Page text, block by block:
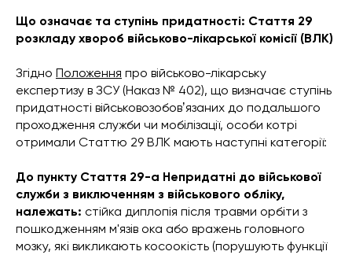
Що означає та ступінь придатності: Стаття 29
розкладу хвороб військово-лікарської комісії (ВЛК)
Згідно Положення про військово-лікарську
експертизу в ЗСУ(Наказ № 402), що визначає ступінь
придатності військовозобовʼязаних до подальшого
проходження служби чи мобілізації, особи котрі
отримали Статтю 29 ВЛК мають наступні категорії:
До пункту Стаття 29-а Непридатні до військової
служби з виключенням з військового обліку,
належать: стійка диплопія після травми орбіти з
пошкодженням м'язів ока або вражень головного
мозку, які викликають косоокість (порушують функції